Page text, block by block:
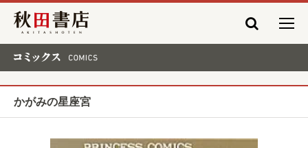
秋田書店
かがみの星座宮